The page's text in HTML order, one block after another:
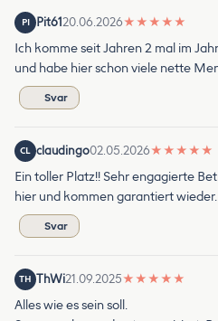
PI Pit6120.06.2026★ ★ ★ ★ ★
Ich komme seit Jahren 2 mal im
und habe hier schon viele nette
Svar
CL claudingo02.05.2026★ ★ ★ ★ ★
Ein toller Platz!! Sehr engagierte
hier und kommen garantiert wieder.
Svar
TH ThWi21.09.2025★ ★ ★ ★ ★
Alles wie es sein soll.